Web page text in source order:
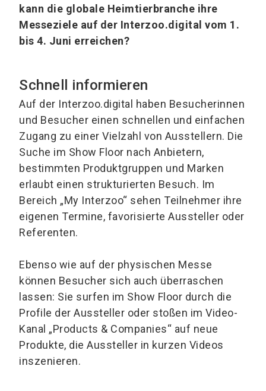
kann die globale Heimtierbranche ihre
Messeziele auf der Interzoo.digital vom 1.
bis 4. Juni erreichen?
Schnell informieren
Auf der Interzoo.digital haben Besucherinnen
und Besucher einen schnellen und einfachen
Zugang zu einer Vielzahl von Ausstellern. Die
Suche im Show Floor nach Anbietern,
bestimmten Produktgruppen und Marken
erlaubt einen strukturierten Besuch. Im
Bereich „My Interzoo“ sehen Teilnehmer ihre
eigenen Termine, favorisierte Aussteller oder
Referenten.
Ebenso wie auf der physischen Messe
können Besucher sich auch überraschen
lassen: Sie surfen im Show Floor durch die
Profile der Aussteller oder stoßen im Video-
Kanal „Products & Companies“ auf neue
Produkte, die Aussteller in kurzen Videos
inszenieren.